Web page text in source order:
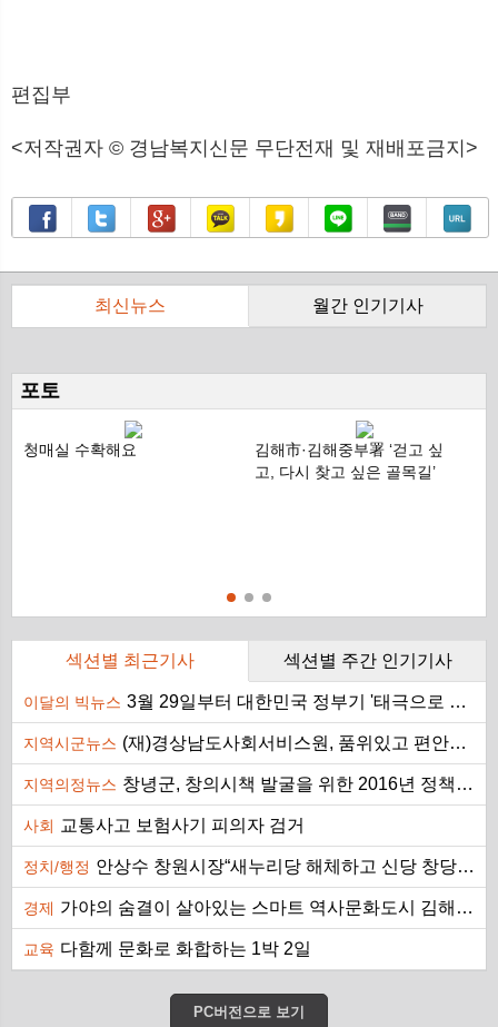
편집부
<저작권자 © 경남복지신문 무단전재 및 재배포금지>
ico
n 페
ico
n 트
ico
n 구
ico
n 카
ico
n 카
ico
n 라
ico
n 밴
ico
n U
최신뉴스 월간 인기기사
포토
청매실 수확해요
김해市·김해중부署 ‘걷고 싶
고, 다시 찾고 싶은 골목길’
섹션별 최근기사 섹션별 주간 인기기사
이달의 빅뉴스 3월 29일부터 대한민국 정부기 '태극으로 통일'
지역시군뉴스 (재)경상남도사회서비스원, 품위있고 편안한 죽음을 위한 호스피스 교육
지역의정뉴스 창녕군, 창의시책 발굴을 위한 2016년 정책개발 워크숍 개최
사회 교통사고 보험사기 피의자 검거
정치/행정 안상수 창원시장“새누리당 해체하고 신당 창당에 나서야”
경제 가야의 숨결이 살아있는 스마트 역사문화도시 김해 추진
교육 다함께 문화로 화합하는 1박 2일
PC버전으로 보기